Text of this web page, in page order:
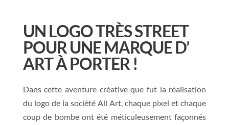
UN LOGO TRÈS STREET
POUR UNE MARQUE D’
ART À PORTER !
Dans cette aventure créative que fut la réalisation
du logo de la société All Art, chaque pixel et chaque
coup de bombe ont été méticuleusement façonnés